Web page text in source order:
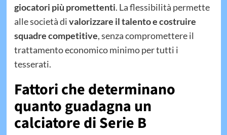
giocatori più promettenti. La flessibilità permette
alle società divalorizzare il talento e costruire
squadre competitive, senza compromettere il
trattamento economico minimo per tutti i
tesserati.
Fattori che determinano
quanto guadagna un
calciatore di Serie B